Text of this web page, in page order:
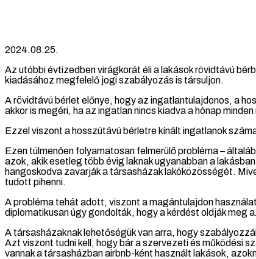
2024.08.25.
Az utóbbi évtizedben virágkorát éli a lakások rövidtávú
kiadásához megfelelő jogi szabályozás is társuljon.
A rövidtávú bérlet előnye, hogy az ingatlantulajdonos, a
akkor is megéri, ha az ingatlan nincs kiadva a hónap
Ezzel viszont a hosszútávú bérletre kínált ingatlanok
Ezen túlmenően folyamatosan felmerülő probléma –
azok, akik esetleg több évig laknak ugyanabban a
hangoskodva zavarják a társasházak lakóközösségét.
tudott pihenni.
A probléma tehát adott, viszont a magántulajdon
diplomatikusan úgy gondolták, hogy a kérdést oldják meg
A társasházaknak lehetőségük van arra, hogy
Azt viszont tudni kell, hogy bár a szervezeti és működési
vannak a társasházban airbnb-ként használt lakások,